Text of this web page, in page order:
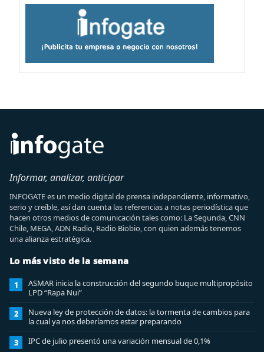
Informar, analizar, anticipar
INFOGATE es un medio digital de prensa independiente, informativo,
serio y creíble, así dan cuenta las referencias a notas periodística que
hacen otros medios de comunicación tales como: La Segunda, CNN
Chile, MEGA, ADN Radio, Radio Biobio, con quien además tenemos
una alianza estratégica.
Lo más visto de la semana
1
ASMAR inicia la construcción del segundo buque multipropósito
LPD “Rapa Nui”
2
Nueva ley de protección de datos: la tormenta de cambios para
la cual ya nos deberíamos estar preparando
3 IPC de julio presentó una variación mensual de 0,1%